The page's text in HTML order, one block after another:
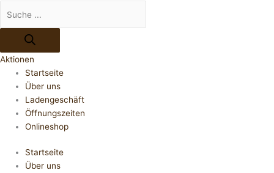
Aktionen
Startseite
Über uns
Ladengeschäft
Öffnungszeiten
Onlineshop
Startseite
Über uns